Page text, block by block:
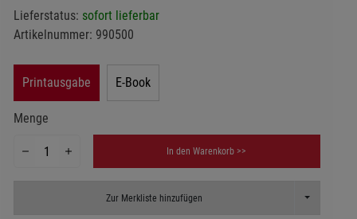
Lieferstatus: sofort lieferbar
Artikelnummer: 990500
Printausgabe E-Book
Menge
In den Warenkorb >>
Zur Merkliste hinzufügen Toggle